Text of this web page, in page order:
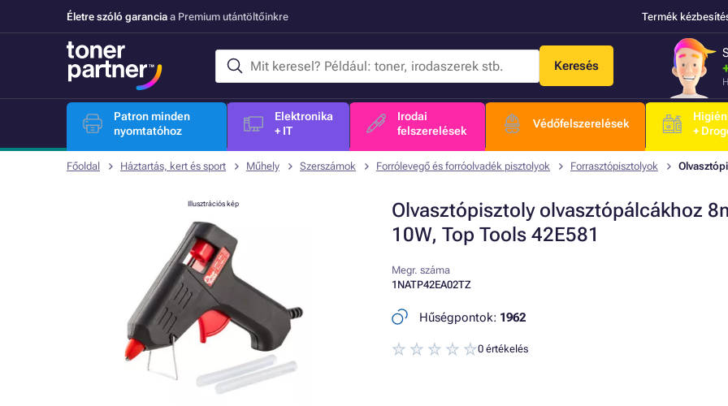
Életre szóló garancia a Premium utántöltőinkre Termék
Keresés
Patron minden
nyomtatóhoz
Elektronika
+ IT
Irodai
felszerelések
Védőfelszerelések
+
Főoldal Háztartás, kert és sport Műhely Szerszámok Forrólevegő és forróolvadék pisztolyok Forrasztópisztolyok
Olvasztópisztoly olvasztópálcákhoz
10W, Top Tools 42E581
Illusztrációs kép
Megr. száma
1NATP42EA02TZ
Hűségpontok: 1962
0 értékelés